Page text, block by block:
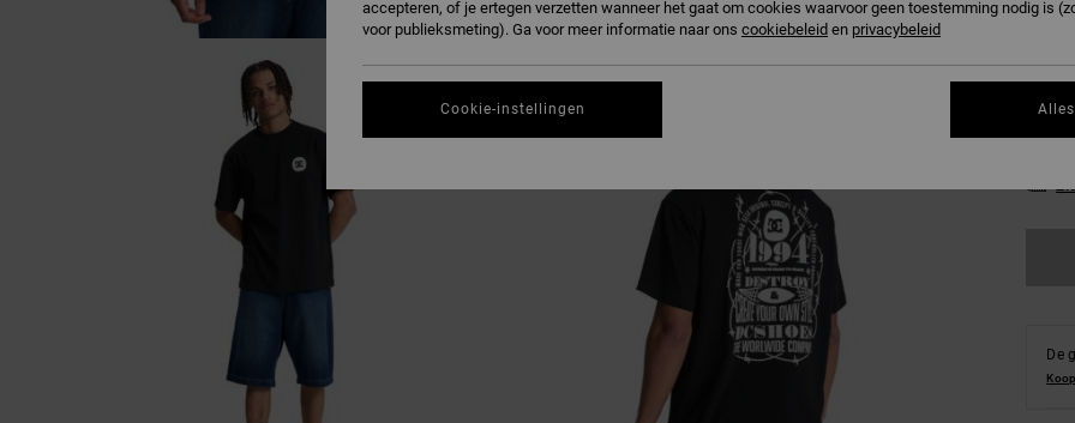
De
accepteren, of je ertegen verzetten wanneer het gaat om cookies waarvoor geen toestemming nodig is
voor publieksmeting). Ga voor meer informatie naar ons cookiebeleid en privacybeleid
Cookie-instellingen